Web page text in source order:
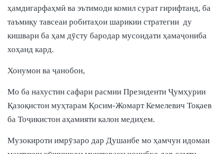
ҳамдигарфаҳмӣ ва эътимоди комил сурат гирифтанд, ба
таъмиқу тавсеаи робитаҳои шарикии стратегии ду
кишвари ба ҳам дӯсту бародар мусоидати ҳамаҷониба
хоҳанд кард.
Хонумон ва ҷанобон,
Мо ба нахустин сафари расмии Президенти Ҷумҳурии
Қазоқистон муҳтарам Қосим-Жомарт Кемелевич Тоқаев
ба Тоҷикистон аҳамияти калон медиҳем.
Музокироти имрӯзаро дар Душанбе мо ҳамчун идомаи